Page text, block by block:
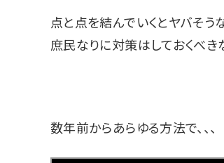
点と点を結んでいくとヤバそ
庶民なりに対策はしておくべき
数年前からあらゆる方法で、、、